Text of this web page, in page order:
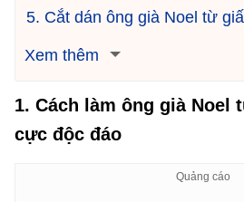
5. Cắt dán ông già Noel từ
Xem thêm
1. Cách làm ông già Noel
cực độc đáo